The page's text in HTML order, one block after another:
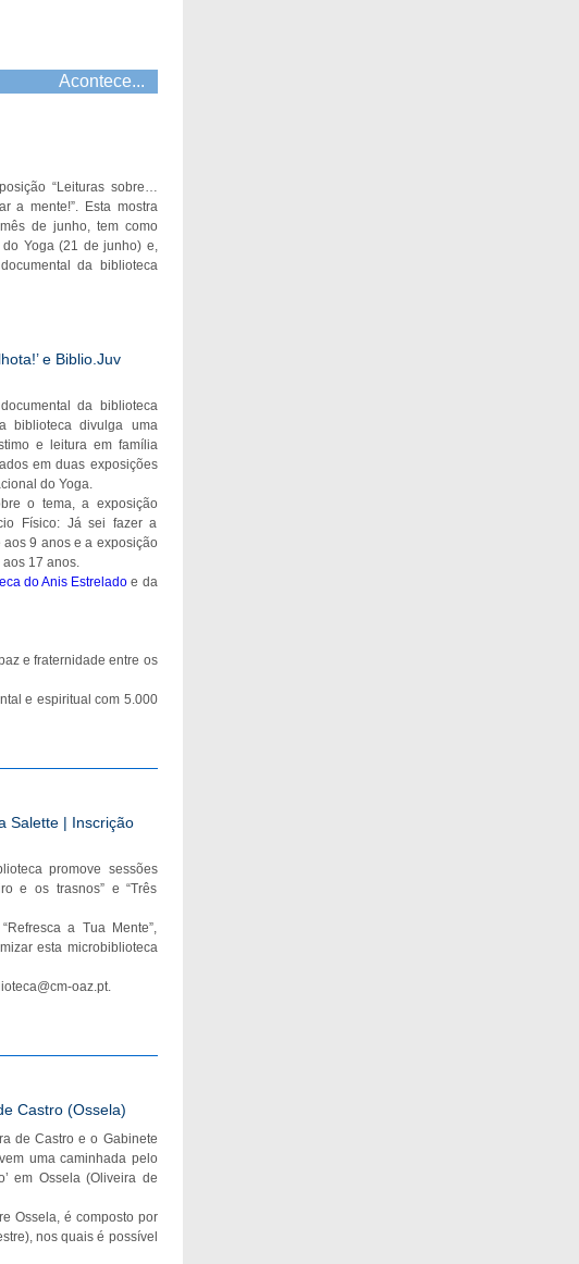
Acontece...
“Leituras sobre…
a mente!”. Esta mostra
de junho, tem como
Yoga (21 de junho) e,
da biblioteca
e Biblio.Juv
da biblioteca
biblioteca divulga uma
e leitura em família
em duas exposições
do Yoga.
o tema, a exposição
Físico: Já sei fazer a
aos 9 anos e a exposição
aos 17 anos.
do Anis Estrelado e da
e fraternidade entre os
e espiritual com 5.000
Salette | Inscrição
promove sessões
e os trasnos” e “Três
a Tua Mente”,
esta microbiblioteca
oaz.pt.
Castro (Ossela)
de Castro e o Gabinete
uma caminhada pelo
em Ossela (Oliveira de
Ossela, é composto por
nos quais é possível